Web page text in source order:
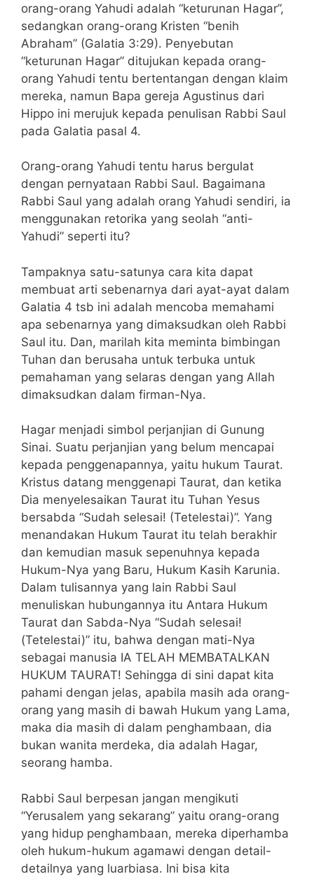
orang-orang Yahudi adalah “keturunan Hagar”,
sedangkan orang-orang Kristen “benih
Abraham” (Galatia 3:29). Penyebutan
“keturunan Hagar” ditujukan kepada orang-
orang Yahudi tentu bertentangan dengan klaim
mereka, namun Bapa gereja Agustinus dari
Hippo ini merujuk kepada penulisan Rabbi Saul
pada Galatia pasal 4.
Orang-orang Yahudi tentu harus bergulat
dengan pernyataan Rabbi Saul. Bagaimana
Rabbi Saul yang adalah orang Yahudi sendiri, ia
menggunakan retorika yang seolah “anti-
Yahudi” seperti itu?
Tampaknya satu-satunya cara kita dapat
membuat arti sebenarnya dari ayat-ayat dalam
Galatia 4 tsb ini adalah mencoba memahami
apa sebenarnya yang dimaksudkan oleh Rabbi
Saul itu. Dan, marilah kita meminta bimbingan
Tuhan dan berusaha untuk terbuka untuk
pemahaman yang selaras dengan yang Allah
dimaksudkan dalam firman-Nya.
Hagar menjadi simbol perjanjian di Gunung
Sinai. Suatu perjanjian yang belum mencapai
kepada penggenapannya, yaitu hukum Taurat.
Kristus datang menggenapi Taurat, dan ketika
Dia menyelesaikan Taurat itu Tuhan Yesus
bersabda “Sudah selesai! (Tetelestai)”. Yang
menandakan Hukum Taurat itu telah berakhir
dan kemudian masuk sepenuhnya kepada
Hukum-Nya yang Baru, Hukum Kasih Karunia.
Dalam tulisannya yang lain Rabbi Saul
menuliskan hubungannya itu Antara Hukum
Taurat dan Sabda-Nya “Sudah selesai!
(Tetelestai)” itu, bahwa dengan mati-Nya
sebagai manusia IA TELAH MEMBATALKAN
HUKUM TAURAT! Sehingga di sini dapat kita
pahami dengan jelas, apabila masih ada orang-
orang yang masih di bawah Hukum yang Lama,
maka dia masih di dalam penghambaan, dia
bukan wanita merdeka, dia adalah Hagar,
seorang hamba.
Rabbi Saul berpesan jangan mengikuti
“Yerusalem yang sekarang” yaitu orang-orang
yang hidup penghambaan, mereka diperhamba
oleh hukum-hukum agamawi dengan detail-
detailnya yang luarbiasa. Ini bisa kita